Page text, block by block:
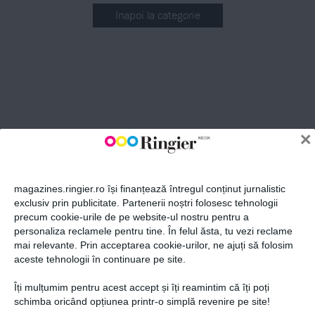
×
magazines.ringier.ro își finanțează întregul conținut jurnalistic
exclusiv prin publicitate. Partenerii noștri folosesc tehnologii
precum cookie-urile de pe website-ul nostru pentru a
personaliza reclamele pentru tine. În felul ăsta, tu vezi reclame
mai relevante. Prin acceptarea cookie-urilor, ne ajuți să folosim
aceste tehnologii în continuare pe site.
Îți mulțumim pentru acest accept și îți reamintim că îți poți
schimba oricând opțiunea printr-o simplă revenire pe site!
Inapoi la categorie
ABONEAZĂ-TE
Politica de confidențialitate și
© 2026 Ringier Romania. Toate